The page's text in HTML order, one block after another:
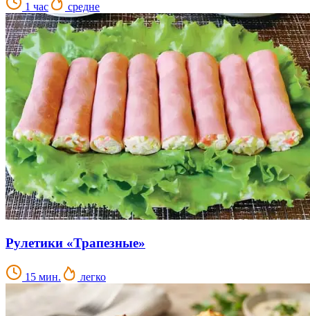
1 час средне
Рулетики «Трапезные»
15 мин. легко